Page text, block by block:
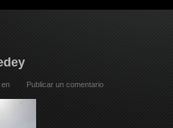
en Publicar un comentario